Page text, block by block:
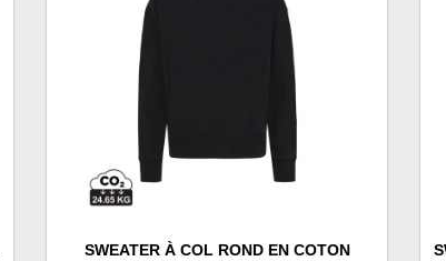
SWEATER À COL ROND EN COTON